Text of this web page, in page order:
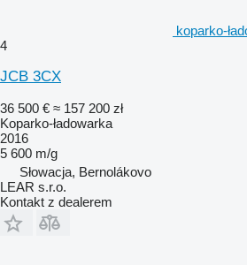
koparko-
4
JCB 3CX
36 500 € ≈ 157 200 zł
Koparko-ładowarka
2016
5 600 m/g
Słowacja, Bernolákovo
LEAR s.r.o.
Kontakt z dealerem